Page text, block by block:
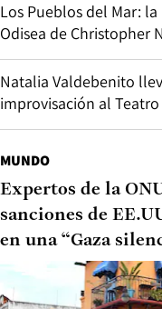
Los Pueblos del Mar:
Odisea de Christopher
Natalia Valdebenito
improvisación al Teatro
MUNDO
Expertos de la
sanciones de
en una “Gaza